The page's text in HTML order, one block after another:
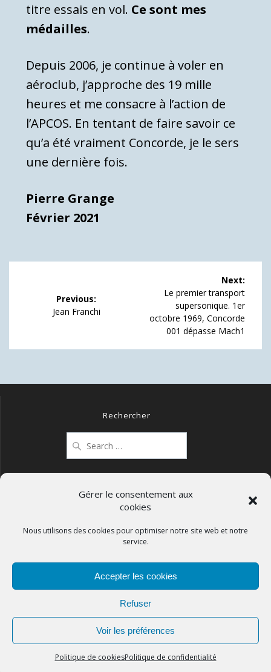
Gérer le consentement aux
cookies
Nous utilisons des cookies pour optimiser notre site web et notre
service.
Accepter les cookies
Refuser
Voir les préférences
Politique de cookiesPolitique de confidentialité
titre essais en vol. Ce sont mes
médailles.
Depuis 2006, je continue à voler en
aéroclub, j’approche des 19 mille
heures et me consacre à l’action de
l’APCOS. En tentant de faire savoir ce
qu’a été vraiment Concorde, je le sers
une dernière fois.
Pierre Grange
Février 2021
l’article
Previous:
Previous
Jean Franchi
Next:
Next
post:
Le premier transport
supersonique. 1er
octobre 1969, Concorde
001 dépasse Mach1
Rechercher
for:
Mentions légales
Politique de confidentialité
Politique de cookies (UE)
APCOS
© 2026